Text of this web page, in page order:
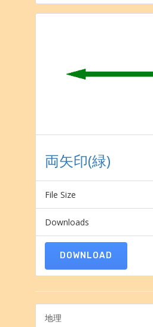
両矢印(緑)
File Size
Downloads
DOWNLOAD
地理